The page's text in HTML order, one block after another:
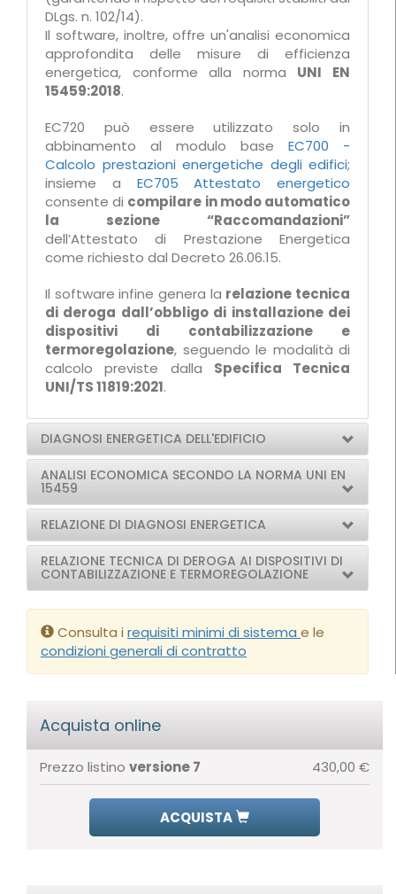
DLgs. n. 102/14).
Il software, inoltre, offre un'analisi economica
approfondita delle misure di efficienza
energetica, conforme alla norma UNI EN
15459:2018.
EC720 può essere utilizzato solo in
abbinamento al modulo base EC700 -
Calcolo prestazioni energetiche degli edifici;
insieme a EC705 Attestato energetico
consente di compilare in modo automatico
la sezione “Raccomandazioni”
dell’Attestato di Prestazione Energetica
come richiesto dal Decreto 26.06.15.
Il software infine genera la relazione tecnica
di deroga dall’obbligo di installazione dei
dispositivi di contabilizzazione e
termoregolazione, seguendo le modalità di
calcolo previste dalla Specifica Tecnica
UNI/TS 11819:2021.
DIAGNOSI ENERGETICA DELL'EDIFICIO
ANALISI ECONOMICA SECONDO LA NORMA UNI EN
15459
RELAZIONE DI DIAGNOSI ENERGETICA
RELAZIONE TECNICA DI DEROGA AI DISPOSITIVI DI
CONTABILIZZAZIONE E TERMOREGOLAZIONE
Consulta i requisiti minimi di sistema e le
condizioni generali di contratto
Acquista online
Prezzo listino versione 7 430,00 €
ACQUISTA